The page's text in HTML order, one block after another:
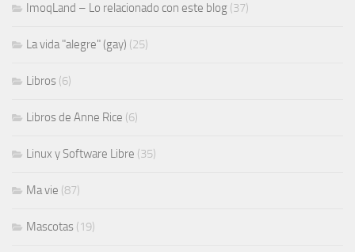
ImoqLand – Lo relacionado con este blog (37)
La vida "alegre" (gay) (25)
Libros (6)
Libros de Anne Rice (6)
Linux y Software Libre (35)
Ma vie (87)
Mascotas (19)